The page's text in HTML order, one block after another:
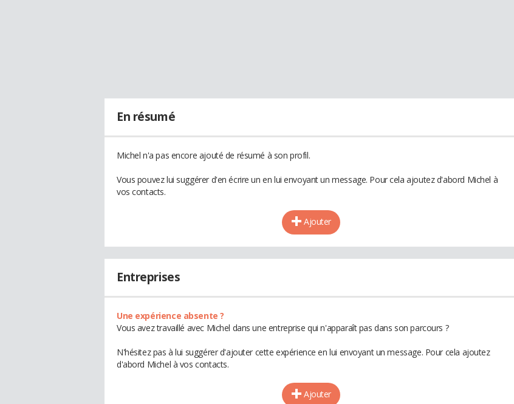
En résumé
Michel n'a pas encore ajouté de résumé à son profil.
Vous pouvez lui suggérer d'en écrire un en lui envoyant un message. Pour cela ajoutez d'abord Michel à
vos contacts.
Ajouter
Entreprises
Une expérience absente ?
Vous avez travaillé avec Michel dans une entreprise qui n'apparaît pas dans son parcours ?
N'hésitez pas à lui suggérer d'ajouter cette expérience en lui envoyant un message. Pour cela ajoutez
d'abord Michel à vos contacts.
Ajouter